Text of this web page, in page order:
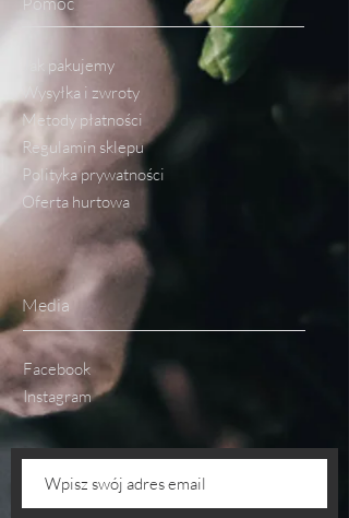
Jak pakujemy
Wysyłka i zwroty
Metody płatności
Regulamin sklepu
Polityka prywatności
Oferta hurtowa
Media
Facebook
Instagram